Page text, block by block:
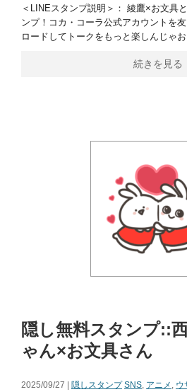
＜LINEスタンプ説明＞： 綾鷹×お文具
ンプ！コカ・コーラ公式アカウントを
ロードしてトークをもっと楽しんじゃ
続きを見る
隠し無料スタンプ::
ゃん×お文具さん
2025/09/27 | 隠しスタンプ SNS, アニメ , ウ